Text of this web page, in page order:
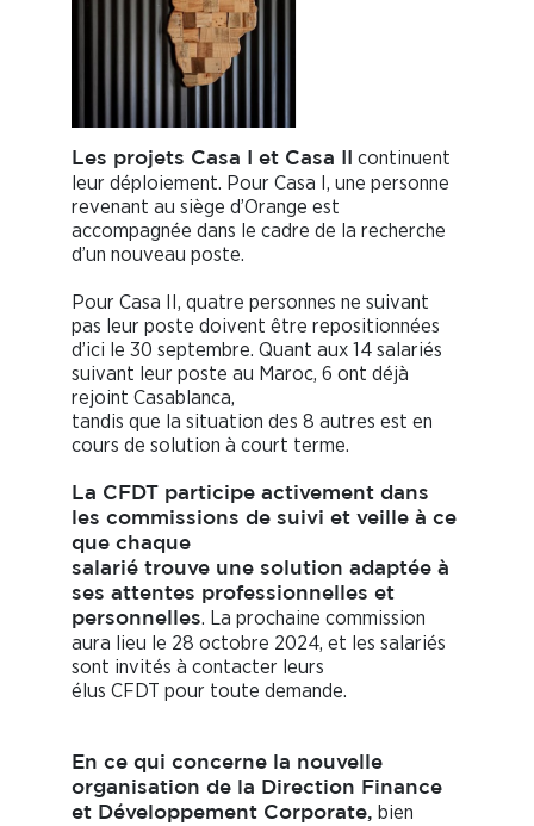
Les projets Casa I et Casa II
continuent
leur déploiement. Pour Casa I, une personne
revenant au siège d’Orange est
accompagnée dans le cadre de la recherche
d’un nouveau poste.
Pour Casa II, quatre personnes ne suivant
pas leur poste doivent être repositionnées
d’ici le 30 septembre. Quant aux 14 salariés
suivant leur poste au Maroc, 6 ont déjà
rejoint Casablanca,
tandis que la situation des 8 autres est en
cours de solution à court terme.
La CFDT participe activement dans
les commissions de suivi et veille à ce
que chaque
salarié trouve une solution adaptée à
ses attentes professionnelles et
personnelles. La prochaine commission
aura lieu le 28 octobre 2024, et les salariés
sont invités à contacter leurs
élus CFDT pour toute demande.
En ce qui concerne la nouvelle
organisation de la Direction Finance
et Développement Corporate, bien